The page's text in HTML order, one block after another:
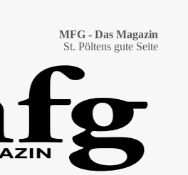
MFG - Das Magazin
St. Pöltens gute Seite